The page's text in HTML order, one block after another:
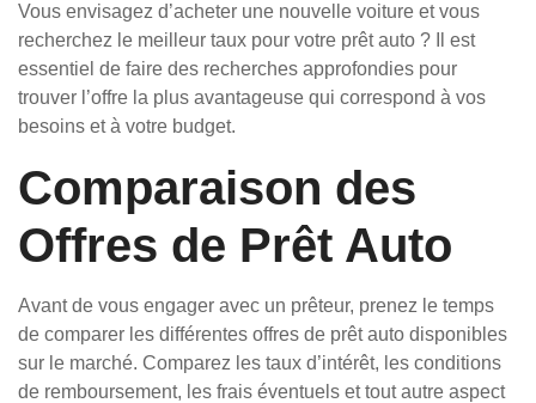
Vous envisagez d’acheter une nouvelle voiture et vous
recherchez le meilleur taux pour votre prêt auto ? Il est
essentiel de faire des recherches approfondies pour
trouver l’offre la plus avantageuse qui correspond à vos
besoins et à votre budget.
Comparaison des
Offres de Prêt Auto
Avant de vous engager avec un prêteur, prenez le temps
de comparer les différentes offres de prêt auto disponibles
sur le marché. Comparez les taux d’intérêt, les conditions
de remboursement, les frais éventuels et tout autre aspect